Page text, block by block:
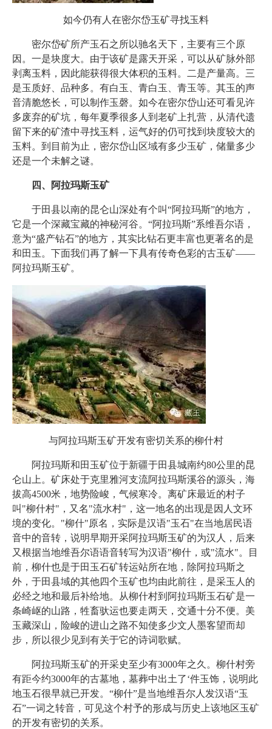
如今仍有人在密尔岱玉矿寻找玉料
密尔岱矿所产玉石之所以驰名天下，主要有三个原
因。一是块度大。由于该矿是露天开采，可以从矿脉外部
剥离玉料，因此能获得很大体积的玉料。二是产量高。三
是玉质好、品种多。有白玉、青白玉、青玉等。其玉的声
音清脆悠长，可以制作玉磬。如今在密尔岱山还可看见许
多废弃的矿坑，每年夏季很多人到老矿上扎营，从清代遗
留下来的矿渣中寻找玉料，运气好的仍可找到块度较大的
玉料。到目前为止，密尔岱山区域有多少玉矿，储量多少
还是一个未解之谜。
四、阿拉玛斯玉矿
于田县以南的昆仑山深处有个叫“阿拉玛斯”的地方，
它是一个深藏宝藏的神秘河谷。“阿拉玛斯”系维吾尔语，
意为“盛产钻石”的地方，其实比钻石更丰富也更著名的是
和田玉。下面我们再了解一下具有传奇色彩的古玉矿——
阿拉玛斯玉矿。
与阿拉玛斯玉矿开发有密切关系的柳什村
阿拉玛斯和田玉矿位于新疆于田县城南约80公里的昆
仑山上。矿床处于克里雅河支流阿拉玛斯溪谷的源头，海
拔高4500米，地势险峻，气候寒冷。离矿床最近的村子
叫"柳什村"，又名"流水村"，这一地名的出现是因人文环
境的变化。"柳什"原名，实际是汉语"玉石"在当地居民语
音中的音转，说明早期开采阿拉玛斯玉矿的为汉人，后来
又根据当地维吾尔语语音转写为汉语"柳什，或"流水"。目
前，柳什也是于田玉石矿转运站所在地，除阿拉玛斯之
外，于田县域的其他四个玉矿也均由此前往，是采玉人的
必经之地和最后补给地。从柳什村到阿拉玛斯玉石矿是一
条崎岖的山路，牲畜驮运也要走两天，交通十分不便。美
玉藏深山，险峻的进山之路不知使多少文人墨客望而却
步，所以很少见到有关于它的诗词歌赋。
阿拉玛斯玉矿的开采史至少有3000年之久。柳什村旁
有距今约3000年的古墓地，墓葬中出土了‘件玉饰，说明此
地玉石很早就已开发。“柳什”是当地维吾尔人发汉语“玉
石”一词之转音，可见这个村予的形成与历史上该地区玉矿
的开发有密切的关系。